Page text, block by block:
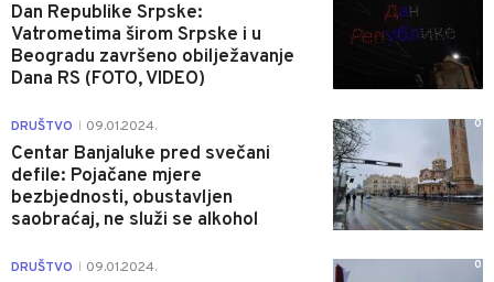
Dan Republike Srpske:
Vatrometima širom Srpske i u
Beogradu završeno obilježavanje
Dana RS (FOTO, VIDEO)
DRUŠTVO 09.01.2024.
Centar Banjaluke pred svečani
defile: Pojačane mjere
bezbjednosti, obustavljen
saobraćaj, ne služi se alkohol
0
DRUŠTVO 09.01.2024. 0